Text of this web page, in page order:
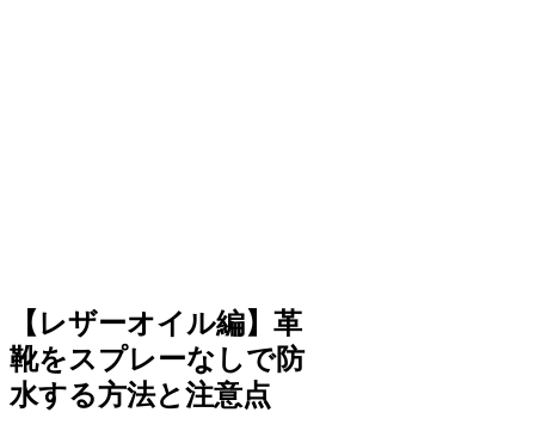
【レザーオイル編】革
靴をスプレーなしで防
水する方法と注意点